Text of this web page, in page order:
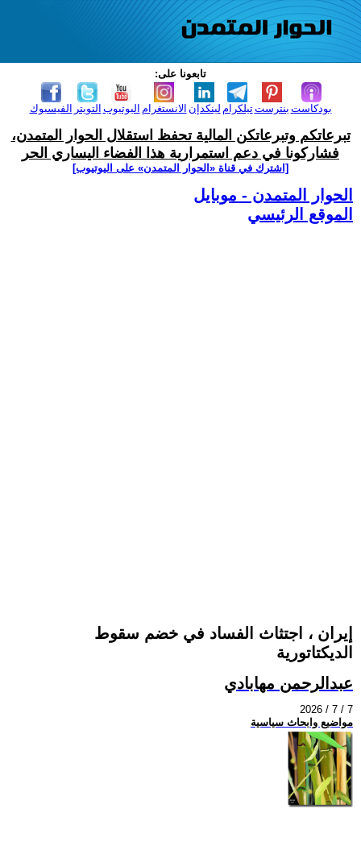
تابعونا على:
الفيسبوك التويتر اليوتيوب الانستغرام لينكدإن تيلكرامبنترست بودكاست
تبرعاتكم وتبرعاتكن المالية تحفظ استقلال الحوار المتمدن،
فشاركونا في دعم استمرارية هذا الفضاء اليساري الحر
[اشترك في قناة ‫«الحوار المتمدن» على اليوتيوب]
الحوار المتمدن - موبايل
الموقع الرئيسي
إيران ، اجتثاث الفساد في خضم سقوط
الديكتاتورية
عبدالرحمن مهابادي
2026 / 7 / 7
مواضيع وابحاث سياسية